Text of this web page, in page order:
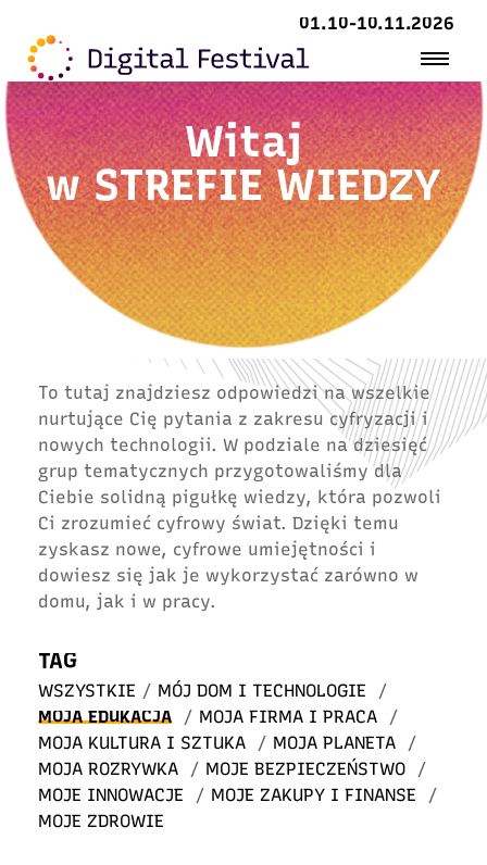
01.10-10.11.2026
Witaj
wSTREFIE WIEDZY
To tutaj znajdziesz odpowiedzi na wszelkie
nurtujące Cię pytania z zakresu cyfryzacji i
nowych technologii. W podziale na dziesięć
grup tematycznych przygotowaliśmy dla
Ciebie solidną pigułkę wiedzy, która pozwoli
Ci zrozumieć cyfrowy świat. Dzięki temu
zyskasz nowe, cyfrowe umiejętności i
dowiesz się jak je wykorzystać zarówno w
domu, jak i w pracy.
TAG
WSZYSTKIE / MÓJ DOM I TECHNOLOGIE
/
MOJA EDUKACJA
/ MOJA FIRMA I PRACA
/
MOJA KULTURA I SZTUKA
/ MOJA PLANETA
/
MOJA ROZRYWKA
/ MOJE BEZPIECZEŃSTWO
/
MOJE INNOWACJE
/ MOJE ZAKUPY I FINANSE
/
MOJE ZDROWIE